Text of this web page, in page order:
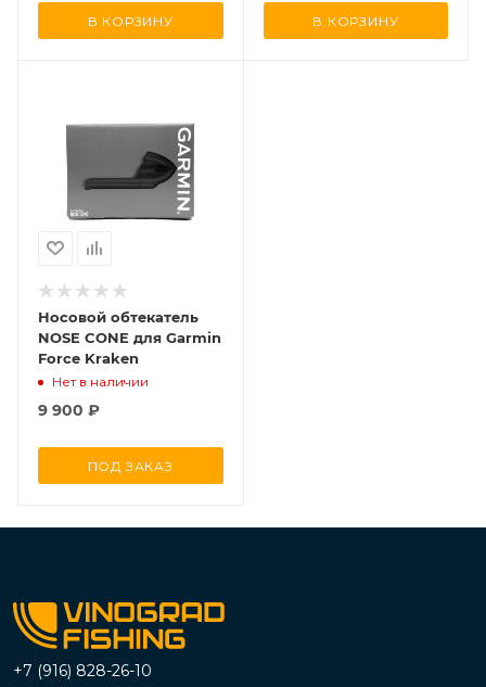
В КОРЗИНУ В КОРЗИНУ
Носовой обтекатель
NOSE CONE для Garmin
Force Kraken
Нет в наличии
9 900 ₽
ПОД ЗАКАЗ
+7 (916) 828-26-10